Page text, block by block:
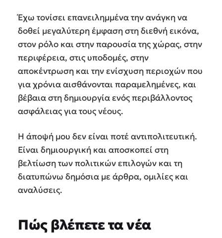
Έχω τονίσει επανειλημμένα την ανάγκη να
δοθεί μεγαλύτερη έμφαση στη διεθνή εικόνα,
στον ρόλο και στην παρουσία της χώρας, στην
περιφέρεια, στις υποδομές, στην
αποκέντρωση και την ενίσχυση περιοχών που
για χρόνια αισθάνονται παραμελημένες, και
βέβαια στη δημιουργία ενός περιβάλλοντος
ασφάλειας για τους νέους.
Η άποψή μου δεν είναι ποτέ αντιπολιτευτική.
Είναι δημιουργική και αποσκοπεί στη
βελτίωση των πολιτικών επιλογών και τη
διατυπώνω δημόσια με άρθρα, ομιλίες και
αναλύσεις.
Πώς βλέπετε τα νέα